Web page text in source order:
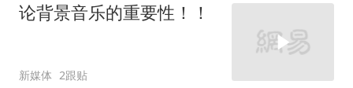
论背景音乐的重要性！！
新媒体 2跟贴